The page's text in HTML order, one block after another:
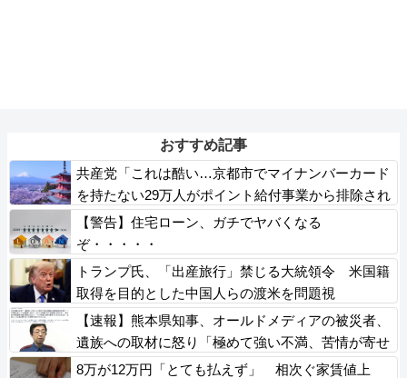
おすすめ記事
共産党「これは酷い…京都市でマイナンバーカード
を持たない29万人がポイント給付事業から排除され
た」
【警告】住宅ローン、ガチでヤバくなる
ぞ・・・・・
トランプ氏、「出産旅行」禁じる大統領令 米国籍
取得を目的とした中国人らの渡米を問題視
【速報】熊本県知事、オールドメディアの被災者、
遺族への取材に怒り「極めて強い不満、苦情が寄せ
られた」
8万が12万円「とても払えず」 相次ぐ家賃値上